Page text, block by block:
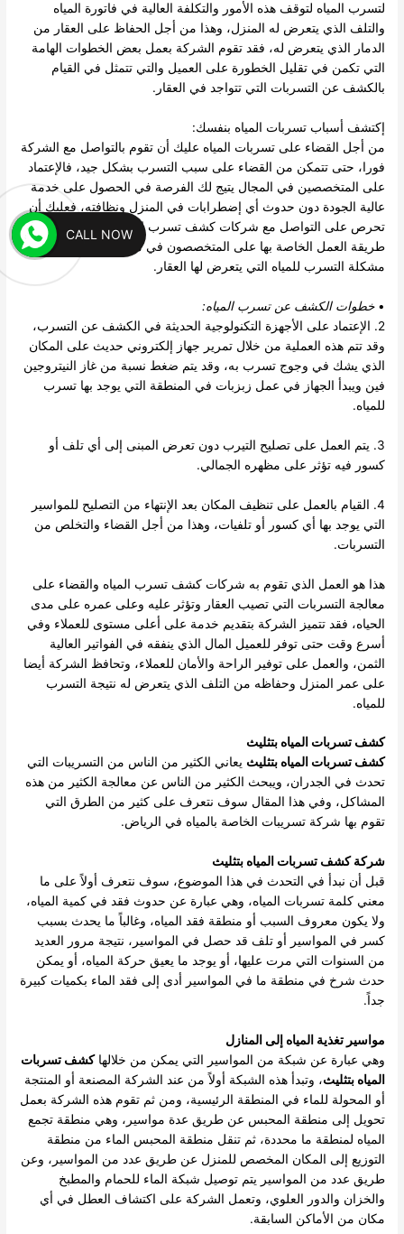
لتسرب المياه لتوقف هذه الأمور والتكلفة العالية في فاتورة المياه
والتلف الذي يتعرض له المنزل، وهذا من أجل الحفاظ على العقار من
الدمار الذي يتعرض له، فقد تقوم الشركة بعمل بعض الخطوات الهامة
التي تكمن في تقليل الخطورة على العميل والتي تتمثل في القيام
بالكشف عن التسربات التي تتواجد في العقار.
إكتشف أسباب تسربات المياه بنفسك:
من أجل القضاء على تسربات المياه عليك أن تقوم بالتواصل مع الشركة
فورا، حتى تتمكن من القضاء على سبب التسرب بشكل جيد، فالإعتماد
على المتخصصين في المجال يتيج لك الفرصة في الحصول على خدمة
عالية الجودة دون حدوث أي إضطرابات في المنزل ونظافته، فعليك أن
تحرص على التواصل مع شركات كشف تسرب المياه التي تعتمد في
طريقة العمل الخاصة بها على المتخصصون في مجال السباكة لعلاج
مشكلة التسرب للمياه التي يتعرض لها العقار.
•خطواتالكشف عن تسرب المياه:
2. الإعتماد على الأجهزة التكنولوجية الحديثة في الكشف عن التسرب،
وقد تتم هذه العملية من خلال تمرير جهاز إلكتروني حديث على المكان
الذي يشك في وجوج تسرب به، وقد يتم ضغط نسبة من غاز النيتروجين
فين ويبدأ الجهاز في عمل زبزبات في المنطقة التي يوجد بها تسرب
للمياه.
3. يتم العمل على تصليح التيرب دون تعرض المبنى إلى أي تلف أو
كسور فيه تؤثر على مظهره الجمالي.
4. القيام بالعمل على تنظيف المكان بعد الإنتهاء من التصليح للمواسير
التي يوجد بها أي كسور أو تلفيات، وهذا من أجل القضاء والتخلص من
التسربات.
هذا هو العمل الذي تقوم به شركات كشف تسرب المياه والقضاء على
معالجة التسربات التي تصيب العقار وتؤثر عليه وعلى عمره على مدى
الحياه، فقد تتميز الشركة بتقديم خدمة على أعلى مستوى للعملاء وفي
أسرع وقت حتى توفر للعميل المال الذي ينفقه في الفواتير العالية
الثمن، والعمل على توفير الراحة والأمان للعملاء، وتحافظ الشركة أيضا
على عمر المنزل وحفاظه من التلف الذي يتعرض له نتيجة التسرب
للمياه.
كشف تسربات المياه بتثليث
كشف تسربات المياه بتثليث يعاني الكثير من الناس من التسريبات التي
تحدث في الجدران، ويبحث الكثير من الناس عن معالجة الكثير من هذه
المشاكل، وفي هذا المقال سوف نتعرف على كثير من الطرق التي
تقوم بها شركة تسريبات الخاصة بالمياه في الرياض.
شركة كشف تسربات المياه بتثليث
قبل أن نبدأ في التحدث في هذا الموضوع، سوف نتعرف أولاً على ما
معني كلمة تسربات المياه، وهي عبارة عن حدوث فقد في كمية المياه،
ولا يكون معروف السبب أو منطقة فقد المياه، وغالباً ما يحدث بسبب
كسر في المواسير أو تلف قد حصل في المواسير، نتيجة مرور العديد
من السنوات التي مرت عليها، أو يوجد ما يعيق حركة المياه، أو يمكن
حدث شرخ في منطقة ما في المواسير أدى إلى فقد الماء بكميات كبيرة
جداً.
مواسير تغذية المياه إلى المنازل
وهي عبارة عن شبكة من المواسير التي يمكن من خلالهاكشف تسربات
المياه بتثليث، وتبدأ هذه الشبكة أولاً من عند الشركة المصنعة أو المنتجة
أو المحولة للماء في المنطقة الرئيسية، ومن ثم تقوم هذه الشركة بعمل
تحويل إلى منطقة المحبس عن طريق عدة مواسير، وهي منطقة تجمع
المياه لمنطقة ما محددة، ثم تنقل منطقة المحبس الماء من منطقة
التوزيع إلى المكان المخصص للمنزل عن طريق عدد من المواسير، وعن
طريق عدد من المواسير يتم توصيل شبكة الماء للحمام والمطبخ
والخزان والدور العلوي، وتعمل الشركة على اكتشاف العطل في أي
مكان من الأماكن السابقة.
CALL NOW